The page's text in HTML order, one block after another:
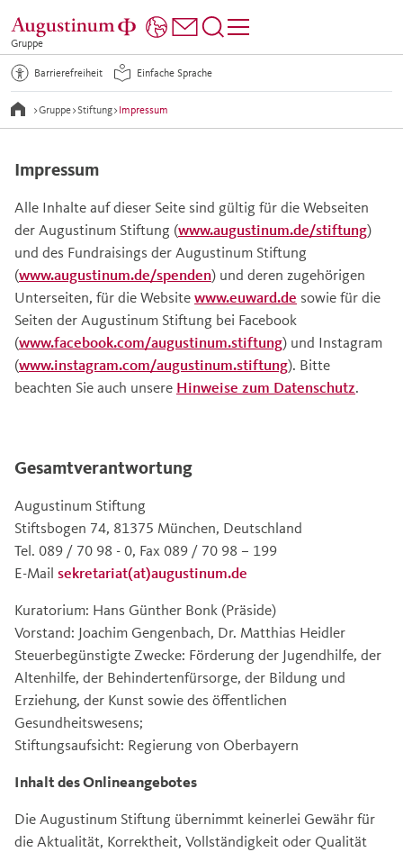
Gruppe
>Gruppe>Stiftung> Impressum
Barrierefreiheit Einfache Sprache
Impressum
Alle Inhalte auf dieser Seite sind gültig für die Webseiten
der Augustinum Stiftung (www.augustinum.de/stiftung)
und des Fundraisings der Augustinum Stiftung
(www.augustinum.de/spenden) und deren zugehörigen
Unterseiten, für die Websitewww.euward.de sowie für die
Seiten der Augustinum Stiftung bei Facebook
(www.facebook.com/augustinum.stiftung) und Instagram
(www.instagram.com/augustinum.stiftung). Bitte
beachten Sie auch unsere Hinweise zum Datenschutz.
Gesamtverantwortung
Augustinum Stiftung
Stiftsbogen 74, 81375 München, Deutschland
Tel. 089 / 70 98 - 0, Fax 089 / 70 98 – 199
E-Mail sekretariat(at)augustinum.de
Kuratorium: Hans Günther Bonk (Präside)
Vorstand: Joachim Gengenbach, Dr. Matthias Heidler
Steuerbegünstigte Zwecke: Förderung der Jugendhilfe, der
Altenhilfe, der Behindertenfürsorge, der Bildung und
Erziehung, der Kunst sowie des öffentlichen
Gesundheitswesens;
Stiftungsaufsicht: Regierung von Oberbayern
Inhalt des Onlineangebotes
Die Augustinum Stiftung übernimmt keinerlei Gewähr für
die Aktualität, Korrektheit, Vollständigkeit oder Qualität